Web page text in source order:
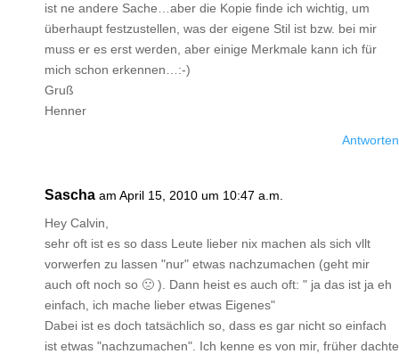
ist ne andere Sache…aber die Kopie finde ich wichtig, um
überhaupt festzustellen, was der eigene Stil ist bzw. bei mir
muss er es erst werden, aber einige Merkmale kann ich für
mich schon erkennen…:-)
Gruß
Henner
Antworten
Sascha am April 15, 2010 um 10:47 a.m.
Hey Calvin,
sehr oft ist es so dass Leute lieber nix machen als sich vllt
vorwerfen zu lassen "nur" etwas nachzumachen (geht mir
auch oft noch so 🙁 ). Dann heist es auch oft: " ja das ist ja eh
einfach, ich mache lieber etwas Eigenes"
Dabei ist es doch tatsächlich so, dass es gar nicht so einfach
ist etwas "nachzumachen". Ich kenne es von mir, früher dachte